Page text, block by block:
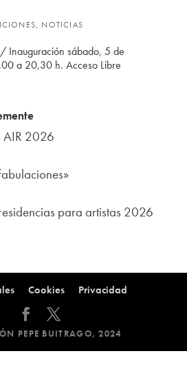
, NOTICIAS
Inauguración sábado, 5 de
a 20,30 h. Acceso Libre
AIR 2026
para artistas 2026
Cookies Privacidad
PEPE BUITRAGO, 2024